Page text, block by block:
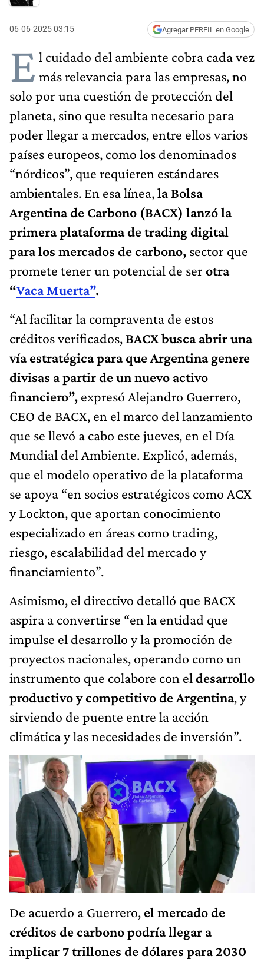
06-06-2025 03:15 Agregar PERFIL en Google
E l cuidado del ambiente cobra cada vez
más relevancia para las empresas, no
solo por una cuestión de protección del
planeta, sino que resulta necesario para
poder llegar a mercados, entre ellos varios
países europeos, como los denominados
“nórdicos”, que requieren estándares
ambientales. En esa línea,la Bolsa
Argentina de Carbono (BACX) lanzó la
primera plataforma de trading digital
para los mercados de carbono, sector que
promete tener un potencial de ser otra
“Vaca Muerta”.
“Al facilitar la compraventa de estos
créditos verificados, BACX busca abrir una
vía estratégica para que Argentina genere
divisas a partir de un nuevo activo
financiero”, expresó Alejandro Guerrero,
CEO de BACX, en el marco del lanzamiento
que se llevó a cabo este jueves, en el Día
Mundial del Ambiente. Explicó, además,
que el modelo operativo de la plataforma
se apoya “en socios estratégicos como ACX
y Lockton, que aportan conocimiento
especializado en áreas como trading,
riesgo, escalabilidad del mercado y
financiamiento”.
Asimismo, el directivo detalló que BACX
aspira a convertirse “en la entidad que
impulse el desarrollo y la promoción de
proyectos nacionales, operando como un
instrumento que colabore con el desarrollo
productivo y competitivo de Argentina, y
sirviendo de puente entre la acción
climática y las necesidades de inversión”.
De acuerdo a Guerrero, el mercado de
créditos de carbono podría llegar a
implicar 7 trillones de dólares para 2030